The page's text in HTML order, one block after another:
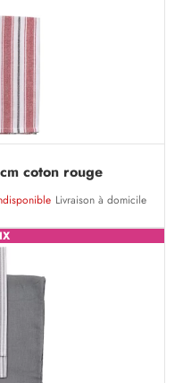
coton rouge
Livraison à domicile